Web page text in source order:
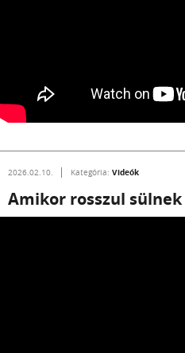
2026.02.10. Kategória: Videók
Amikor rosszul